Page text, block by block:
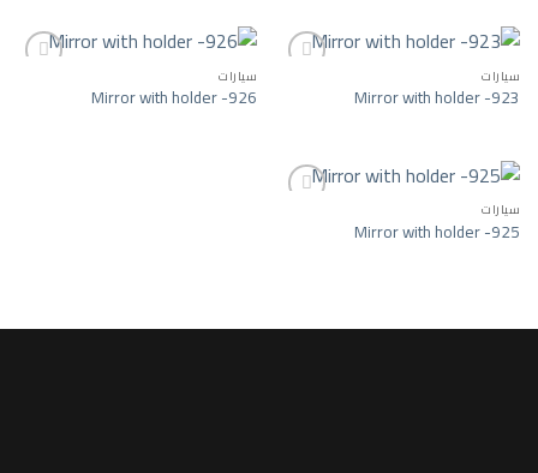
Add to wishlist
سيارات
Mirror with holder -923
سيارات
Mirror with holder -926
سيارات
Mirror with holder -925